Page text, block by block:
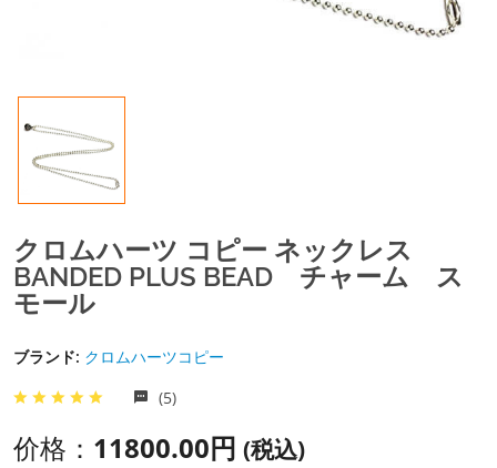
クロムハーツ コピー ネックレス
BANDED PLUS BEAD チャーム ス
モール
ブランド: クロムハーツコピー
(5)
价格： 11800.00円 (税込)